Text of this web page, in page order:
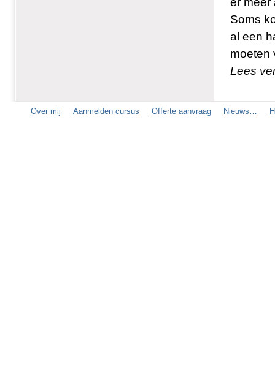
Soms
al een
moeten
Lees
Over mij Aanmelden cursus Offerte aanvraag Nieuws…